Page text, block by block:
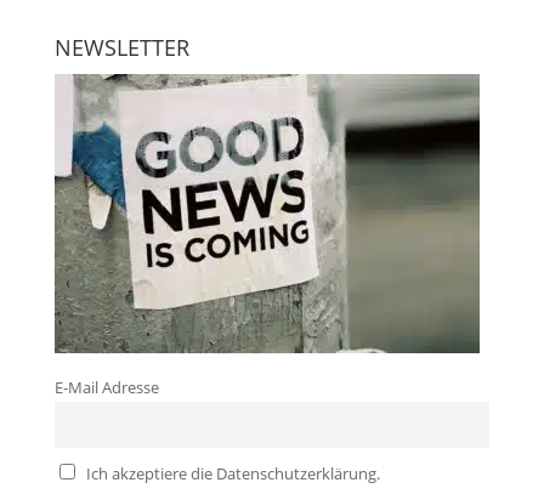
NEWSLETTER
E-Mail Adresse
Ich akzeptiere die Datenschutzerklärung.